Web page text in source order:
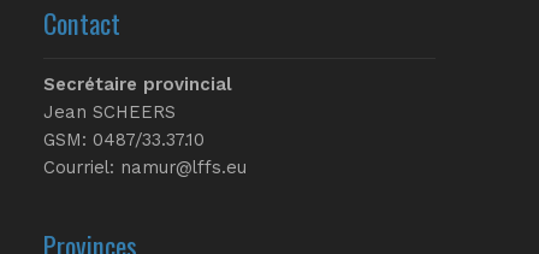
Contact
Secrétaire provincial
Jean SCHEERS
GSM: 0487/33.37.10
Courriel: namur@lffs.eu
Provinces